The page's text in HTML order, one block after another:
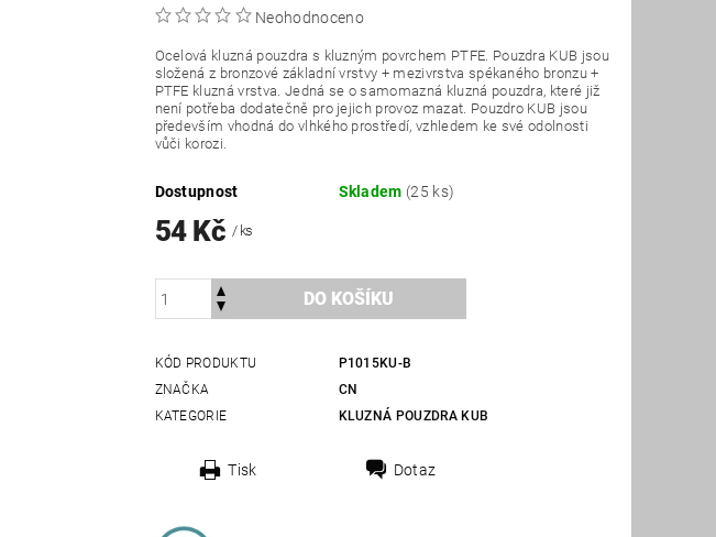
Neohodnoceno
Ocelová kluzná pouzdra s kluzným povrchem PTFE. Pouzdra KUB jsou
složená z bronzové základní vrstvy + mezivrstva spékaného bronzu +
PTFE kluzná vrstva. Jedná se o samomazná kluzná pouzdra, které již
není potřeba dodatečně pro jejich provoz mazat. Pouzdro KUB jsou
především vhodná do vlhkého prostředí, vzhledem ke své odolnosti
vůči korozi.
Dostupnost Skladem (25 ks)
54 Kč / ks
KÓD PRODUKTU
P1015KU-B
ZNAČKA
CN
KATEGORIE
KLUZNÁ POUZDRA KUB
Tisk Dotaz